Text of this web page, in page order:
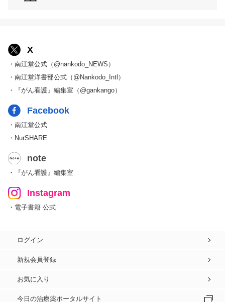
X
・南江堂公式（@nankodo_NEWS）
・南江堂洋書部公式（@Nankodo_Intl）
・『がん看護』編集室（@gankango）
Facebook
・南江堂公式
・NurSHARE
note
・『がん看護』編集室
Instagram
・電子書籍 公式
ログイン
新規会員登録
お気に入り
今日の治療薬ポータルサイト